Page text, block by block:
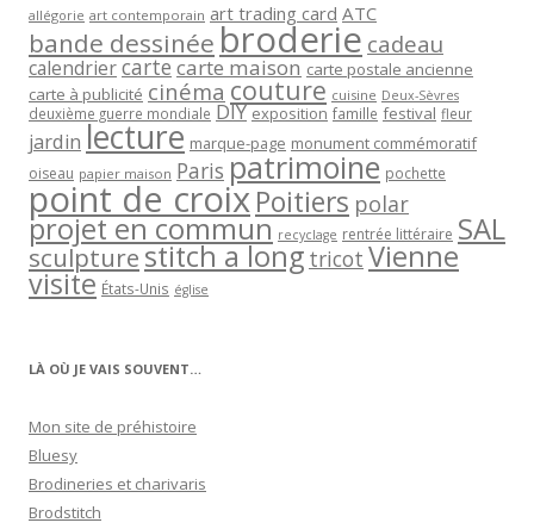
allégorie art contemporain art trading card ATC
bande dessinée broderie cadeau
calendriercartecarte maison carte postale ancienne
carte à publicité cinéma couture cuisine Deux-Sèvres
deuxième guerre mondiale DIY exposition famille festival fleur
jardin lecture marque-page monument commémoratif
oiseau papier maison Paris patrimoine pochette
point de croixPoitiers polar
projet en commun recyclage rentrée littéraire SAL
sculpturestitch a long tricot Vienne
visite États-Unis église
LÀ OÙ JE VAIS SOUVENT…
Mon site de préhistoire
Bluesy
Brodineries et charivaris
Brodstitch